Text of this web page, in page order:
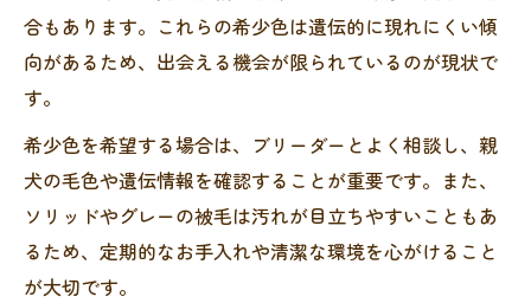
合もあります。これらの希少色は遺伝的に現れにくい傾
向があるため、出会える機会が限られているのが現状で
す。
希少色を希望する場合は、ブリーダーとよく相談し、親
犬の毛色や遺伝情報を確認することが重要です。また、
ソリッドやグレーの被毛は汚れが目立ちやすいこともあ
るため、定期的なお手入れや清潔な環境を心がけること
が大切です。